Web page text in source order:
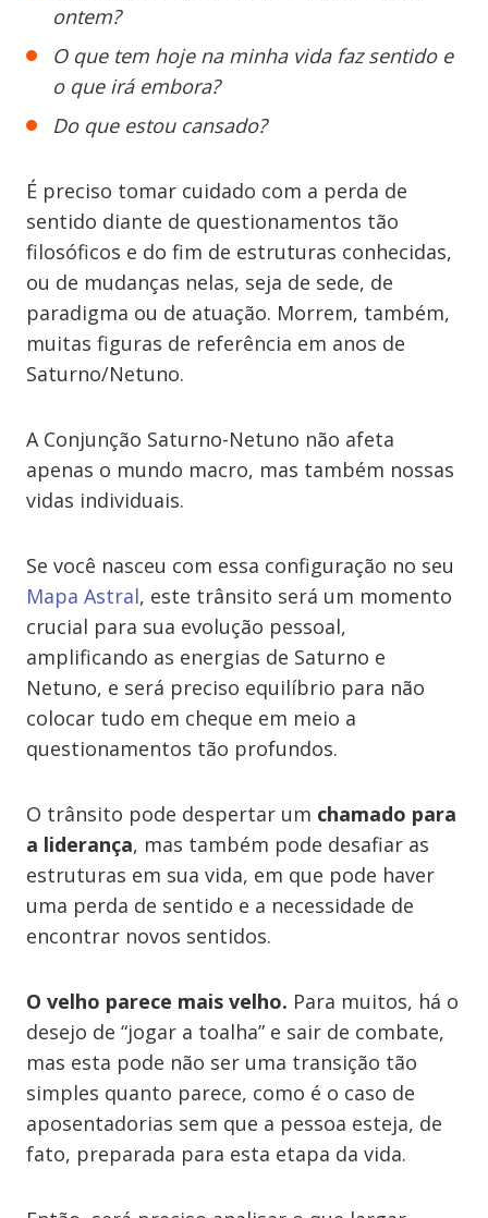
ontem?
O que tem hoje na minha vida faz sentido e
o que irá embora?
​Do que estou cansado?
É preciso tomar cuidado com a perda de
sentido diante de questionamentos tão ​
filosóficos e do fim de estruturas conhecidas,
ou de mudanças nelas, seja de sede, de
paradigma ou de atuação​. Morrem, também,
muitas figuras de referência em anos de
Saturno/Netuno.
A Conjunção Saturno-Netuno não afeta
apenas o mundo macro, mas também nossas
vidas individuais.
Se você nasceu com essa configuração no seu
Mapa Astral, este trânsito será um momento
crucial para sua evolução pessoal,
amplificando as energias de Saturno e
Netuno, e será preciso equilíbrio para não
colocar tudo em cheque em meio a
questionamentos ​t​ão profundos.
O trânsito pode despertar um chamado para
a liderança, mas também pode desafiar as
estruturas em sua vida, em que pode haver
uma perda de sentido e a necessidade de
encontrar novos sentidos.
O velho parece mais velho. Para muitos, há o
desejo de “​j​ogar a toalha” e sair de combate,
mas esta pode não ser uma transição tão
simples quanto parece, como é o caso de
aposentadorias sem que a pessoa esteja, de
fato, preparada para esta etapa da vida.